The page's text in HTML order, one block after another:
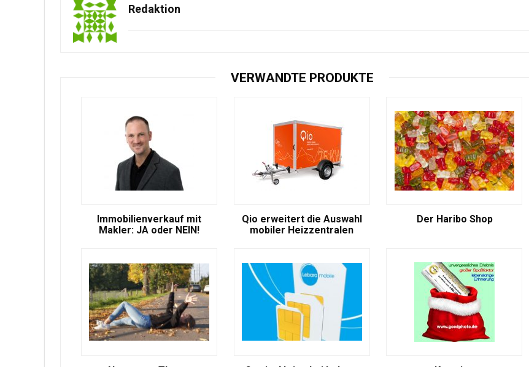
Redaktion
VERWANDTE PRODUKTE
Immobilienverkauf mit
Makler: JA oder NEIN!
Qio erweitert die Auswahl
mobiler Heizzentralen
Der Haribo Shop